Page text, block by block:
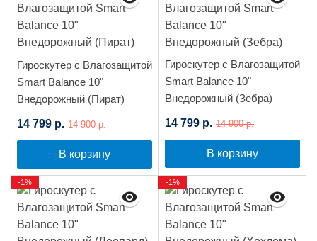
Гироскутер с Влагозащитой
Smart Balance 10"
Внедорожный (Пират)
14 799 р. 14 900 р.
В корзину
Гироскутер с Влагозащитой
Smart Balance 10"
Внедорожный (Зебра)
14 799 р. 14 900 р.
В корзину
-1% -1%